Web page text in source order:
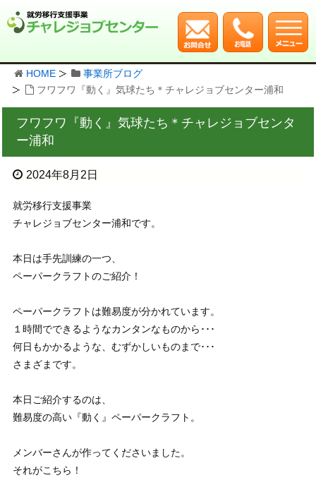
HOME
事業所ブログ
フワフワ『動く』気球たち＊チャレジョブセンター浦和
フワフワ『動く』気球たち＊チャレジョブセンタ
ー浦和
2024年8月2日
就労移行支援事業
チャレジョブセンター浦和です。
本日は手先訓練の一つ、
ペーパークラフトのご紹介！
ペーパークラフトは難易度が分かれています。
１時間でできるようなカンタンなものから･･･
何日もかかるような、むずかしいものまで･･･
さまざまです。
本日ご紹介するのは、
難易度の高い『動く』ペーパークラフト。
メンバーさんが作ってくださいました。
それがこちら！